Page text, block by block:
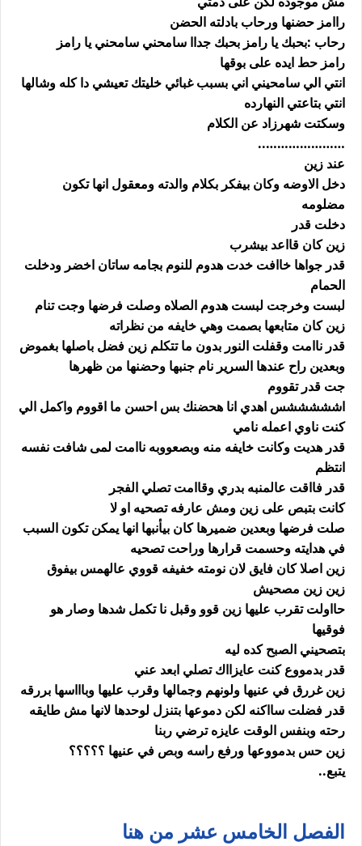
راامز حضنها ورحاب بادلته الحضن
رحاب :بحبك يا رامز بحبك جداا سامحني سامحني يا رامز
رامز حط ايده على بوقها
انتي الي سامحيني اني بسبب غبائي خليتك تعيشي دا كله وشالها
انتي بتاعتي النهارده
وسكتت شهرزاد عن الكلام
…………………..
عند زين
دخل الاوضه وكان بيفكر بكلام والدته ومعقول انها تكون
مضلومه
دخلت قدر
زين كان قااعد بيشرب
قدر جواها خاافت خدت هدوم للنوم بجامه ساتان اخضر ودخلت
الحمام
لبست وخرجت لبست هدوم الصلاه وصلت فرضها وجت تنام
زين كان متابعها بصمت وهي خايفه من نظراته
قدر ناامت وقفلت النور بدون ما تتكلم زين فضل باصلها بغموض
وبعدين راح عندها السرير نام جنبها وحضنها من ظهرها
جت قدر تقووم
اشششششس اهدي انا هحضنك بس احسن ما اقووم واكمل الي
كنت ناوي اعمله نامي
قدر هديت وكانت خايفه منه وبصعووبه ناامت لمى شافت نفسه
انتظم
قدر فااقت عالمنبه بدري وقاامت تصلي الفجر
كانت بتبص على زين ومش عارفه تصحيه او لا
صلت فرضها وبعدين ضميرها كان بيأنبها انها يمكن تكون السبب
في هدايته وحسمت قرارها وراحت تصحيه
زين اصلا كان فايق لان نومته خفيفه قووي عالهمس بيفوق
زين زين مصحيش
حااولت تقرب عليها زين قوو وقبل نا تكمل شدها وصار هو
فوقيها
بتصحيني الصبح كده ليه
قدر بدمووع كنت عايزااك تصلي ابعد عني
زين غررق في عنيها ولونهم وجمالها وقرب عليها وباااسها بررقه
قدر فضلت سااكنه لكن دموعها بتنزل لوحدها لانها مش طايقه
رحته وبنفس الوقت عايزه ترضي ربنا
زين حس بدمووعها ورفع راسه وبص في عنيها ؟؟؟؟؟
يتبع..
الفصل الخامس عشر من هنا